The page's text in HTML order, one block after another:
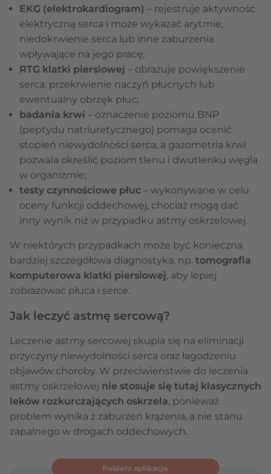
EKG (elektrokardiogram) – rejestruje aktywność
elektryczną serca i może wykazać arytmie,
niedokrwienie serca lub inne zaburzenia
wpływające na jego pracę;
RTG klatki piersiowej – obrazuje powiększenie
serca, przekrwienie naczyń płucnych lub
ewentualny obrzęk płuc;
badania krwi – oznaczenie poziomu BNP
(peptydu natriuretycznego) pomaga ocenić
stopień niewydolności serca, a gazometria krwi
pozwala określić poziom tlenu i dwutlenku węgla
w organizmie;
testy czynnościowe płuc – wykonywane w celu
oceny funkcji oddechowej, chociaż mogą dać
inny wynik niż w przypadku astmy oskrzelowej.
W niektórych przypadkach może być konieczna
bardziej szczegółowa diagnostyka, np. tomografia
komputerowa klatki piersiowej, aby lepiej
zobrazować płuca i serce.
Jak leczyć astmę sercową?
Leczenie astmy sercowej skupia się na eliminacji
przyczyny niewydolności serca oraz łagodzeniu
objawów choroby. W przeciwieństwie do leczenia
astmy oskrzelowej nie stosuje się tutaj klasycznych
leków rozkurczających oskrzela, ponieważ
problem wynika z zaburzeń krążenia, a nie stanu
zapalnego w drogach oddechowych.
Pobierz aplikację